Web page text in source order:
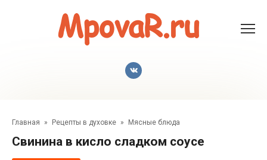
Главная » Рецепты в духовке » Мясные блюда
Свинина в кисло сладком соусе